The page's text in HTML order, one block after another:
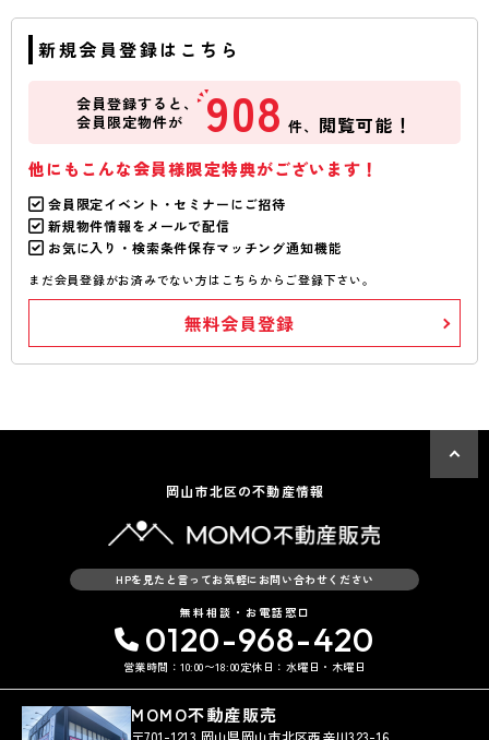
新規会員登録はこちら
会員登録すると、
会員限定物件が
908 件、 閲覧可能！
他にもこんな会員様限定特典がございます！
会員限定イベント・セミナーにご招待
新規物件情報をメールで配信
お気に入り・検索条件保存マッチング通知機能
まだ会員登録がお済みでない方はこちらからご登録下さい。
無料会員登録
岡山市北区の不動産情報
HPを見たと言ってお気軽にお問い合わせください
無料相談・お電話窓口
0120-968-420
営業時間：10:00〜18:00定休日：水曜日・木曜日
MOMO不動産販売
〒701-1213 岡山県岡山市北区西辛川323-16